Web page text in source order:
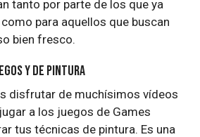
tanto por parte de los que ya
para aquellos que buscan
bien fresco.
y de pintura
disfrutar de muchísimos vídeos
a los juegos de Games
tus técnicas de pintura. Es una